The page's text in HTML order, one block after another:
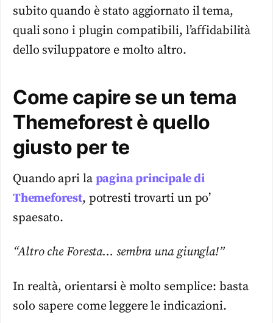
subito quando è stato aggiornato il tema,
quali sono i plugin compatibili, l’affidabilità
dello sviluppatore e molto altro.
Come capire se un tema
Themeforest è quello
giusto per te
Quando apri la pagina principale di
Themeforest, potresti trovarti un po’
spaesato.
“Altro che Foresta… sembra una giungla!”
In realtà, orientarsi è molto semplice: basta
solo sapere come leggere le indicazioni.